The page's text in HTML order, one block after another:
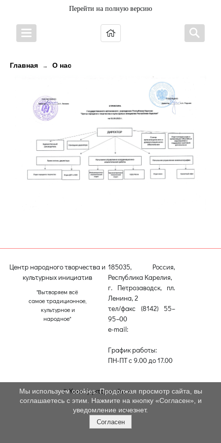
Перейти на полную версию
Главная → О нас
Центр народного творчества и
культурных инициатив
"Вытворяем всё
самое традиционное,
культурное и
народное"
185035, Россия,
Республика Карелия,
г. Петрозаводск, пл.
Ленина, 2
тел/факс (8142) 55–
95–00
e-mail:
График работы:
ПН-ПТ с 9.00 до 17.00
© Конструктор сайтовNubex.ru
Мы используем cookies. Продолжая просмотр сайта, вы
соглашаетесь с этим. Нажмите на кнопку «Согласен», и
уведомление исчезнет.
Согласен